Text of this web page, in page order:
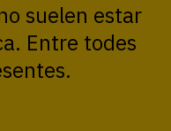
suelen estar
Entre todes